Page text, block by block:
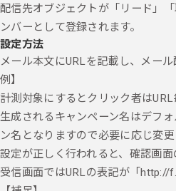
配信先オブジェクトが「リード」
ンバーとして登録されます。
設定方法
メール本文にURLを記載し、メー
例】
計測対象にするとクリック者は
生成されるキャンペーン名はデフ
ン名となりますので必要に応じ変更
設定が正しく行われると、確認画
受信画面ではURLの表記が「http://